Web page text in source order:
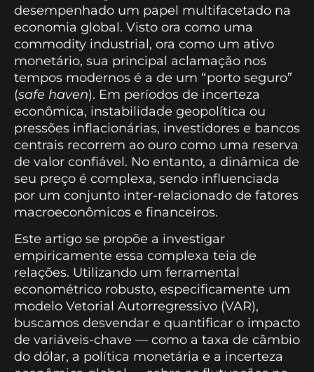
desempenhado um papel multifacetado na
economia global. Visto ora como uma
commodity industrial, ora como um ativo
monetário, sua principal aclamação nos
tempos modernos é a de um “porto seguro”
(safe haven). Em períodos de incerteza
econômica, instabilidade geopolítica ou
pressões inflacionárias, investidores e bancos
centrais recorrem ao ouro como uma reserva
de valor confiável. No entanto, a dinâmica de
seu preço é complexa, sendo influenciada
por um conjunto inter-relacionado de fatores
macroeconômicos e financeiros.
Este artigo se propõe a investigar
empiricamente essa complexa teia de
relações. Utilizando um ferramental
econométrico robusto, especificamente um
modelo Vetorial Autorregressivo (VAR),
buscamos desvendar e quantificar o impacto
de variáveis-chave — como a taxa de câmbio
do dólar, a política monetária e a incerteza